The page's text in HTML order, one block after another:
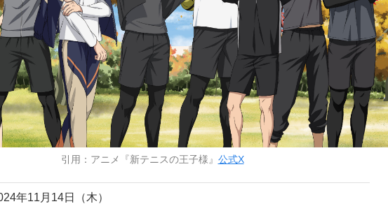
引用：アニメ『新テニスの王子様』 公式X
年11月14日（木）